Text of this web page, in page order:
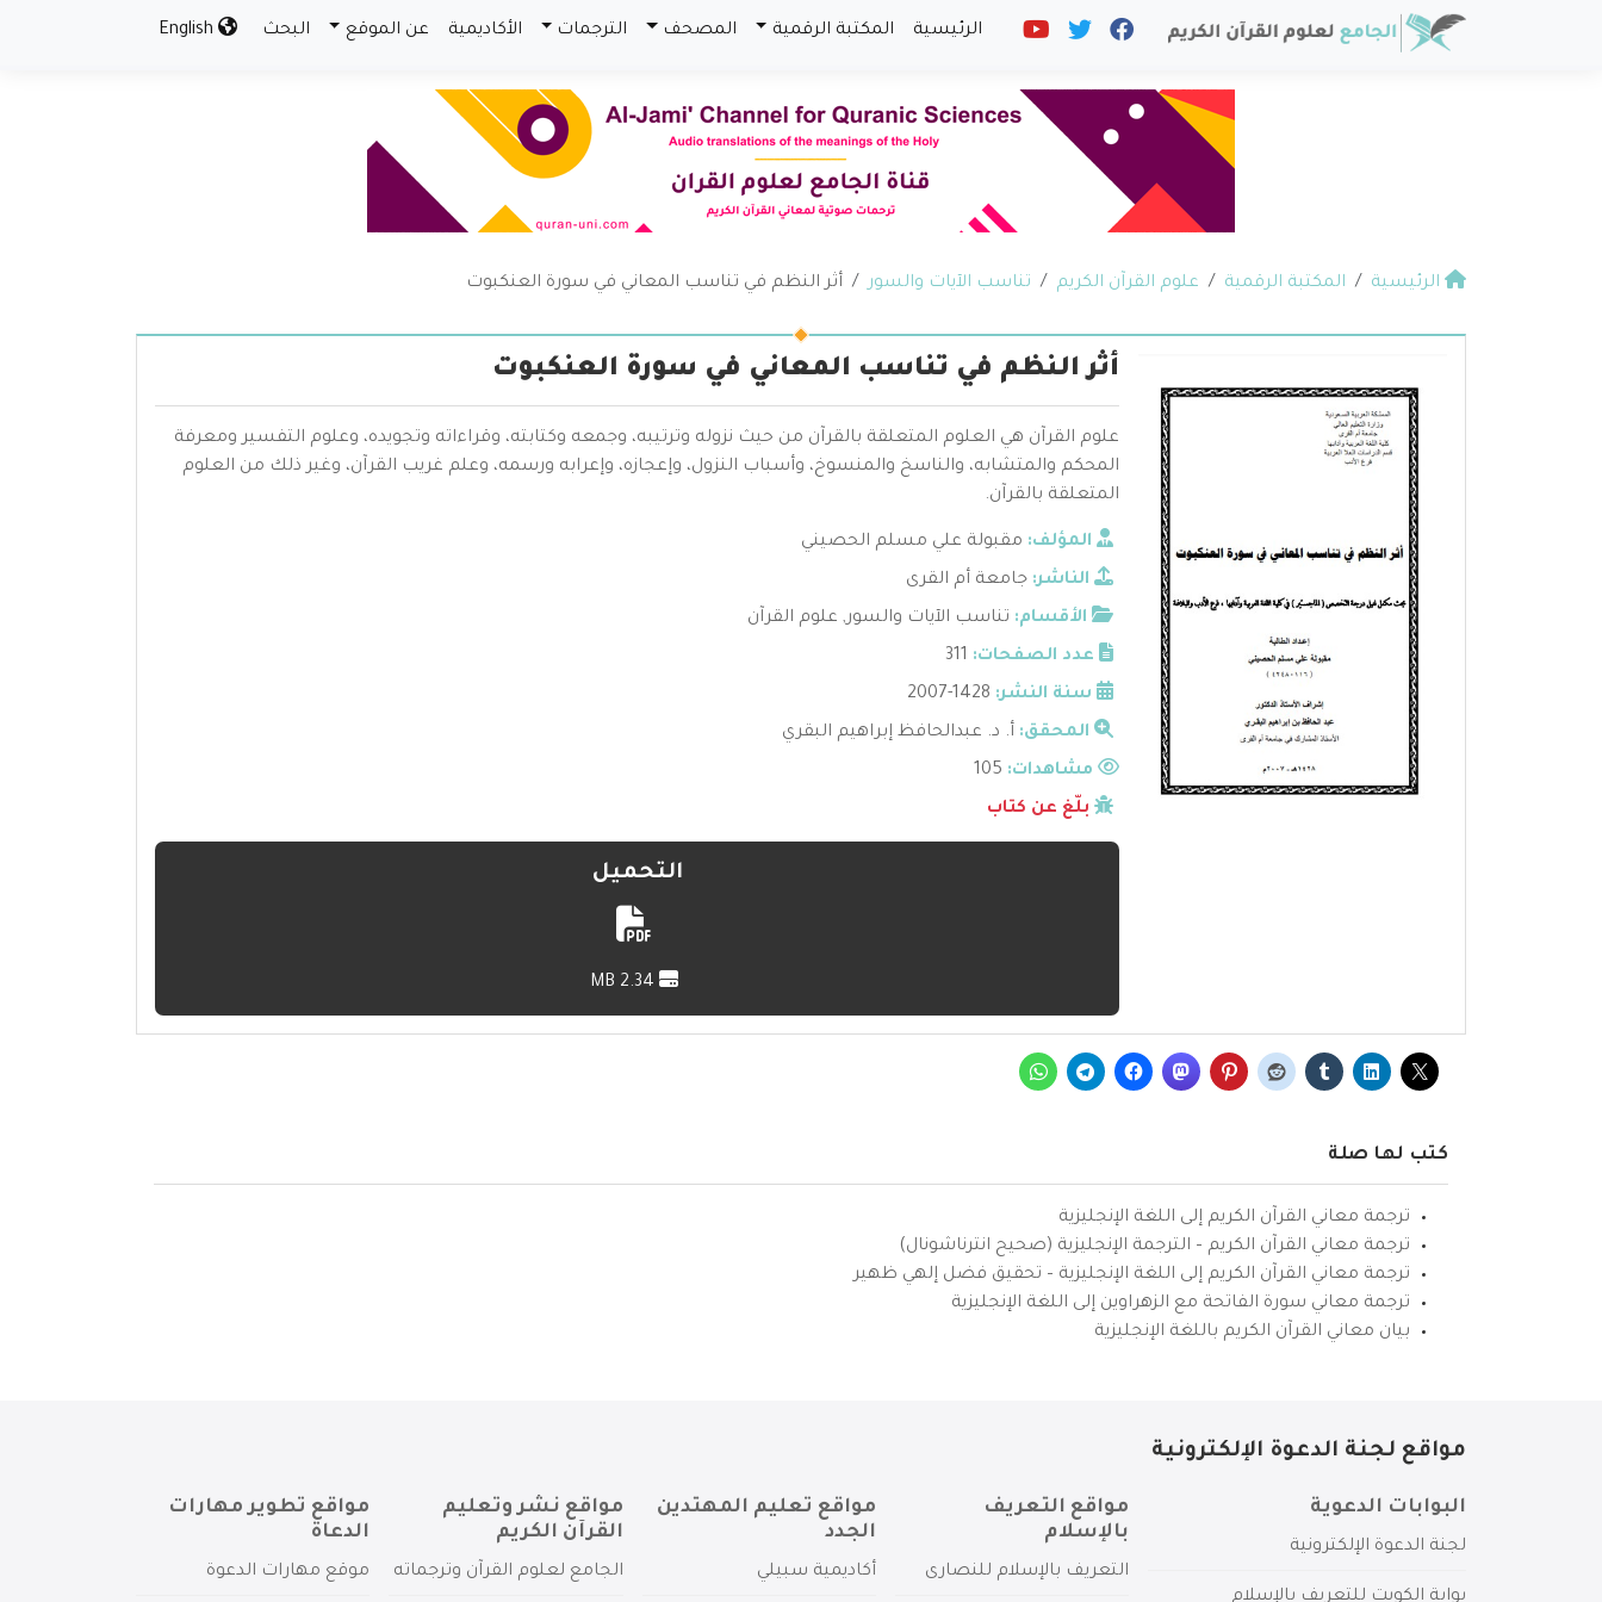
الرئيسية المكتبة الرقمية المصحف الترجمات الأكاديمية عن الموقع البحث
الرئيسية المكتبة الرقمية علوم القرآن الكريم تناسب الآيات والسور أثر النظم في تناسب المعاني في سورة العنكبوت
أثر النظم في تناسب المعاني في سورة العنكبوت
علوم القرآن هي العلوم المتعلقة بالقرآن من حيث نزوله وترتيبه، وجمعه وكتابته، وقراءاته وتجويده، وعلوم التفسير ومعرفة
المحكم والمتشابه، والناسخ والمنسوخ، وأسباب النزول، وإعجازه، وإعرابه ورسمه، وعلم غريب القرآن، وغير ذلك من العلوم
المتعلقة بالقرآن.
المؤلف: مقبولة علي مسلم الحصيني
الناشر: جامعة أم القرى
الأقسام: تناسب الآيات والسور, علوم القرآن
عدد الصفحات: 311
سنة النشر: 1428-2007
المحقق: أ. د. عبدالحافظ إبراهيم البقري
مشاهدات:
بلّغ عن كتاب
التحميل
كتب لها صلة
ترجمة معاني القرآن الكريم إلى اللغة الإنجليزية
ترجمة معاني القرآن الكريم – الترجمة الإنجليزية (صحيح انترناشونال)
ترجمة معاني القرآن الكريم إلى اللغة الإنجليزية – تحقيق فضل إلهي ظهير
ترجمة معاني سورة الفاتحة مع الزهراوين إلى اللغة الإنجليزية
بيان معاني القرآن الكريم باللغة الإنجليزية
مواقع لجنة الدعوة الإلكترونية
البوابات الدعوية
لجنة الدعوة الإلكترونية
بوابة الكويت للتعريف بالإسلام
مواقع التعريف
بالإسلام
التعريف بالإسلام للنصارى
مواقع تعليم المهتدين
الجدد
أكاديمية سبيلي
مواقع نشر وتعليم
القرآن الكريم
الجامع لعلوم القرآن وترجماته
مواقع تطوير مهارات
الدعاة
موقع مهارات الدعوة